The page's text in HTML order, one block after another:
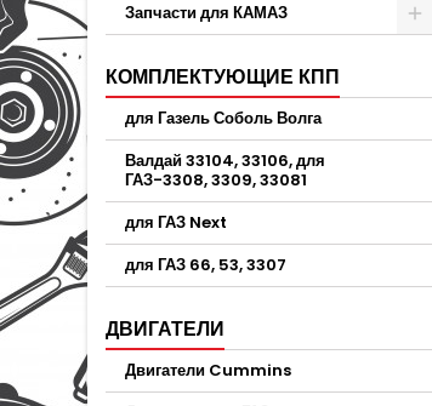
Запчасти для КАМАЗ
КОМПЛЕКТУЮЩИЕ КПП
для Газель Соболь Волга
Валдай 33104, 33106, для
ГАЗ-3308, 3309, 33081
для ГАЗ Next
для ГАЗ 66, 53, 3307
ДВИГАТЕЛИ
Двигатели Cummins